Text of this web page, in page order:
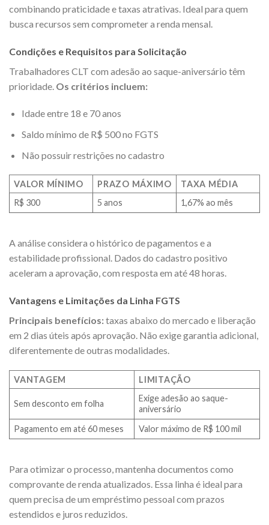
combinando praticidade e taxas atrativas. Ideal para quem
busca recursos sem comprometer a renda mensal.
Condições e Requisitos para Solicitação
Trabalhadores CLT com adesão ao saque-aniversário têm
prioridade. Os critérios incluem:
Idade entre 18 e 70 anos
Saldo mínimo de R$ 500 no FGTS
Não possuir restrições no cadastro
VALOR MÍNIMO PRAZO MÁXIMO
TAXA MÉDIA
R$ 300
5 anos 1,67% ao mês
A análise considera o histórico de pagamentos e a
estabilidade profissional. Dados do cadastro positivo
aceleram a aprovação, com resposta em até 48 horas.
Vantagens e Limitações da Linha FGTS
Principais benefícios:taxas abaixo do mercado e liberação
em 2 dias úteis após aprovação. Não exige garantia adicional,
diferentemente de outras modalidades.
VANTAGEM LIMITAÇÃO
Sem desconto em folha
Exige adesão ao saque-
aniversário
Pagamento em até 60 meses
Valor máximo de R$ 100 mil
Para otimizar o processo, mantenha documentos como
comprovante de renda atualizados. Essa linha é ideal para
quem precisa de um empréstimo pessoal com prazos
estendidos e juros reduzidos.